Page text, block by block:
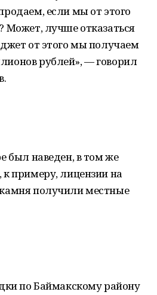
если мы от этого
Может, лучше отказаться
от этого мы получаем
рублей», — говорил
был наведен, в том же
примеру, лицензии на
получили местные
по Баймакскому району